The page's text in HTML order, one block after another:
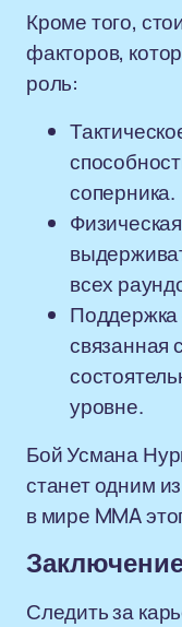
Кроме того,
факторов,
роль:
соперника.
всех
Поддержка
связанная
уровне.
Бой Усмана
станет одним
в мире MMA
Следить за